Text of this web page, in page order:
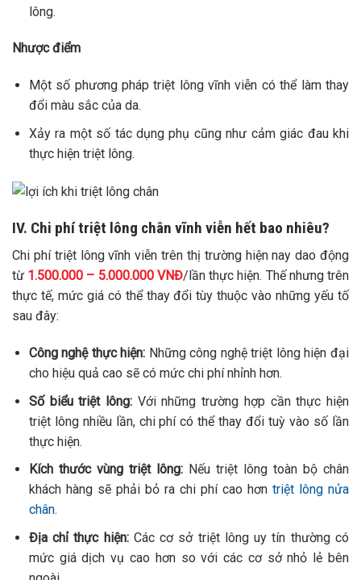
lông.
Nhược điểm
Một số phương pháp triệt lông vĩnh viễn có thể làm thay
đổi màu sắc của da.
Xảy ra một số tác dụng phụ cũng như cảm giác đau khi
thực hiện triệt lông.
IV. Chi phí triệt lông chân vĩnh viễn hết bao nhiêu?
Chi phí triệt lông vĩnh viễn trên thị trường hiện nay dao động
từ 1.500.000 – 5.000.000 VNĐ/lần thực hiện. Thế nhưng trên
thực tế, mức giá có thể thay đổi tùy thuộc vào những yếu tố
sau đây:
Công nghệ thực hiện: Những công nghệ triệt lông hiện đại
cho hiệu quả cao sẽ có mức chi phí nhỉnh hơn.
Số biểu triệt lông:Với những trường hợp cần thực hiện
triệt lông nhiều lần, chi phí có thể thay đổi tuỳ vào số lần
thực hiện.
Kích thước vùng triệt lông:Nếu triệt lông toàn bộ chân
khách hàng sẽ phải bỏ ra chi phí cao hơn triệt lông nửa
chân.
Địa chỉ thực hiện:Các cơ sở triệt lông uy tín thường có
mức giá dịch vụ cao hơn so với các cơ sở nhỏ lẻ bên